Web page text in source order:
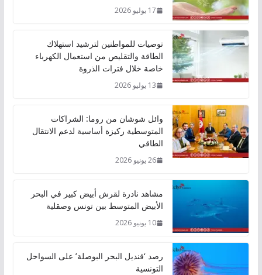
17 يوليو 2026
توصيات للمواطنين لترشيد استهلاك
الطاقة والتقليص من استعمال الكهرباء
خاصة خلال فترات الذروة
13 يوليو 2026
وائل شوشان من روما: الشراكات
المتوسطية ركيزة أساسية لدعم الانتقال
الطاقي
26 يونيو 2026
مشاهد نادرة لقرش أبيض كبير في البحر
الأبيض المتوسط بين تونس وصقلية
10 يونيو 2026
رصد ‘قنديل البحر البوصلة’ على السواحل
التونسية